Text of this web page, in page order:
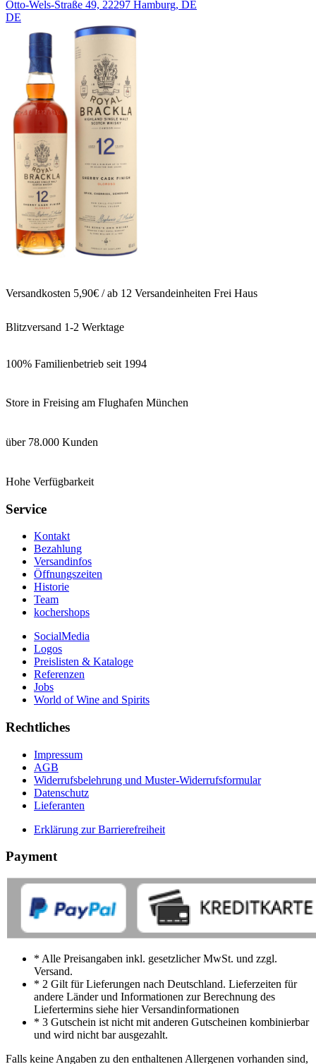
Otto-Wels-Straße 49, 22297 Hamburg, DE
DE
Versandkosten 5,90€ / ab 12 Versandeinheiten Frei Haus
Blitzversand 1-2 Werktage
100% Familienbetrieb seit 1994
Store in Freising am Flughafen München
über 78.000 Kunden
Hohe Verfügbarkeit
Service
Kontakt
Bezahlung
Versandinfos
Öffnungszeiten
Historie
Team
kochershops
SocialMedia
Logos
Preislisten & Kataloge
Referenzen
Jobs
World of Wine and Spirits
Rechtliches
Impressum
AGB
Widerrufsbelehrung und Muster-Widerrufsformular
Datenschutz
Lieferanten
Erklärung zur Barrierefreiheit
Payment
* Alle Preisangaben inkl. gesetzlicher MwSt. und zzgl.
Versand.
* 2 Gilt für Lieferungen nach Deutschland. Lieferzeiten für
andere Länder und Informationen zur Berechnung des
Liefertermins siehe hier Versandinformationen
* 3 Gutschein ist nicht mit anderen Gutscheinen kombinierbar
und wird nicht bar ausgezahlt.
Falls keine Angaben zu den enthaltenen Allergenen vorhanden sind,